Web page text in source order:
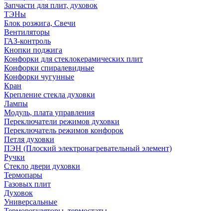
Запчасти для плит, духовок
ТЭНы
Блок розжига, Свечи
Вентиляторы
ГАЗ-контроль
Кнопки поджига
Конфорки для стеклокерамических плит
Конфорки спиралевидные
Конфорки чугунные
Кран
Крепление стекла духовки
Лампы
Модуль, плата управления
Переключатели режимов духовки
Переключатель режимов конфорок
Петля духовки
ПЭН (Плоский электронагревательный элемент)
Ручки
Стекло двери духовки
Термопары
Газовых плит
Духовок
Универсальные